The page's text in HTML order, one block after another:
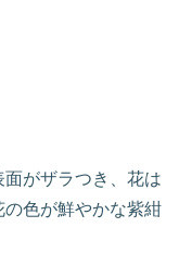
がザラつき、花は
色が鮮やかな紫紺